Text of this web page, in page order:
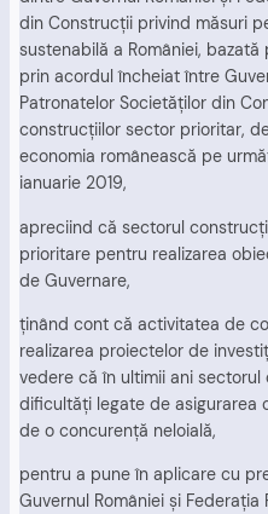
din Construcţii privind măsuri
sustenabilă a României,
prin acordul încheiat între
Patronatelor Societăţilor din
construcţiilor sector prioritar,
economia românească pe
ianuarie 2019,
apreciind că sectorul
prioritare pentru realizarea
de Guvernare,
ţinând cont că activitatea de
realizarea proiectelor de
vedere că în ultimii ani
dificultăţi legate de asigurarea
de o concurenţă neloială,
pentru a pune în aplicare cu
Guvernul României şi